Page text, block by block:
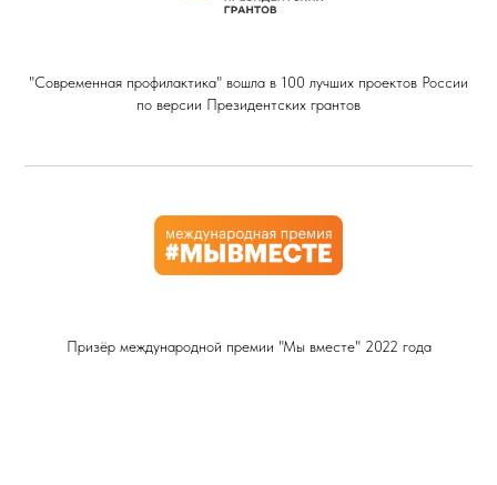
"Современная профилактика" вошла в 100 лучших проектов России
по версии Президентских грантов​
Призёр международной премии "Мы вместе" 2022 года